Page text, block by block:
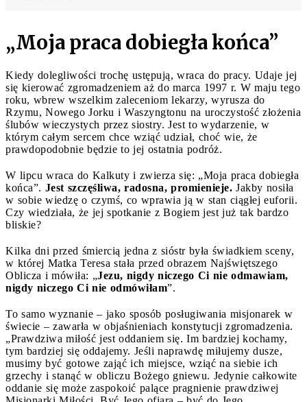
„Moja praca dobiegła końca”
Kiedy dolegliwości trochę ustępują, wraca do pracy. Udaje jej
się kierować zgromadzeniem aż do marca 1997 r. W maju tego
roku, wbrew wszelkim zaleceniom lekarzy, wyrusza do
Rzymu, Nowego Jorku i Waszyngtonu na uroczystość złożenia
ślubów wieczystych przez siostry. Jest to wydarzenie, w
którym całym sercem chce wziąć udział, choć wie, że
prawdopodobnie będzie to jej ostatnia podróż.
W lipcu wraca do Kalkuty i zwierza się: „Moja praca dobiegła
końca”. Jest szczęśliwa, radosna, promienieje. Jakby nosiła
w sobie wiedzę o czymś, co wprawia ją w stan ciągłej euforii.
Czy wiedziała, że jej spotkanie z Bogiem jest już tak bardzo
bliskie?
Kilka dni przed śmiercią jedna z sióstr była świadkiem sceny,
w której Matka Teresa stała przed obrazem Najświętszego
Oblicza i mówiła: „Jezu, nigdy niczego Ci nie odmawiam,
nigdy niczego Ci nie odmówiłam”.
To samo wyznanie – jako sposób posługiwania misjonarek w
świecie – zawarła w objaśnieniach konstytucji zgromadzenia.
„Prawdziwa miłość jest oddaniem się. Im bardziej kochamy,
tym bardziej się oddajemy. Jeśli naprawdę miłujemy dusze,
musimy być gotowe zająć ich miejsce, wziąć na siebie ich
grzechy i stanąć w obliczu Bożego gniewu. Jedynie całkowite
oddanie się może zaspokoić palące pragnienie prawdziwej